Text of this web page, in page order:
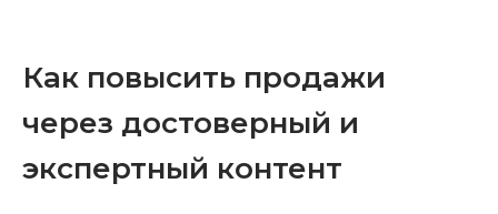
Как повысить продажи
через достоверный и
экспертный контент